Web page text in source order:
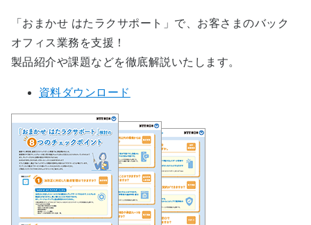
「おまかせ はたラクサポート」で、お客さまのバック
オフィス業務を支援！
製品紹介や課題などを徹底解説いたします。
資料ダウンロード